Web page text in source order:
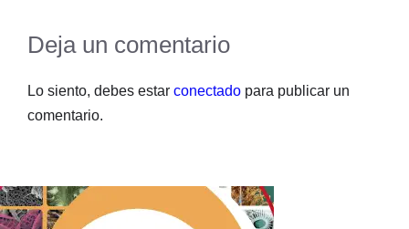
Deja un comentario
Lo siento, debes estar conectado para publicar un
comentario.